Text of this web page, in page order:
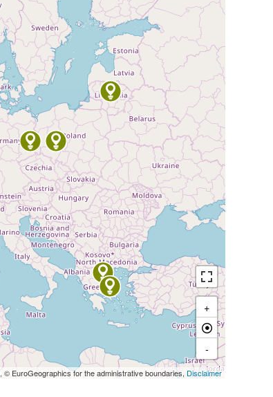
+
-
, © EuroGeographics for the administrative boundaries, Disclaimer